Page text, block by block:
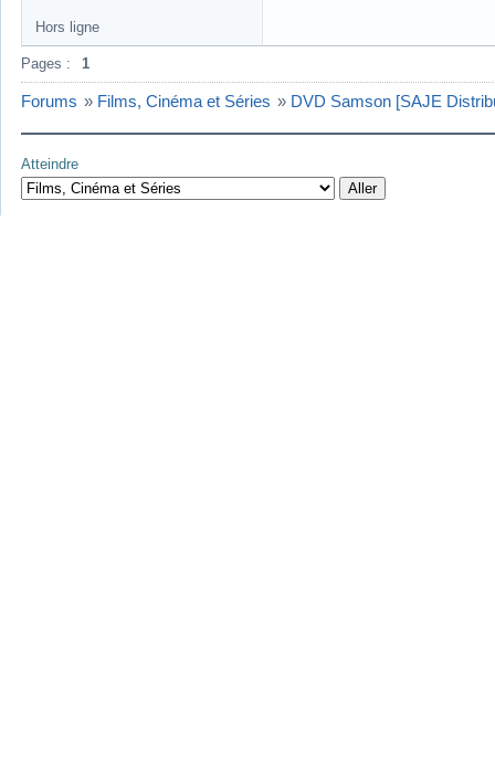
Hors ligne
Pages : 1
Forums » Films, Cinéma et Séries » DVD Samson [SAJE
Atteindre